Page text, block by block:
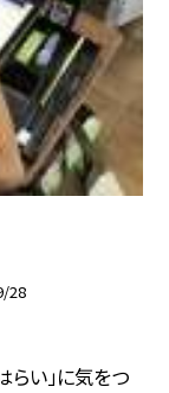
28
らい」に気をつ